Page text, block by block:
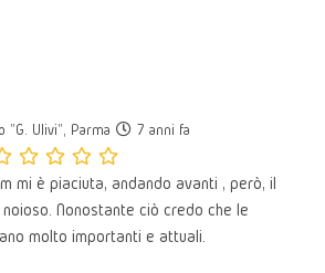
"G. Ulivi", Parma 7 anni fa
mi è piaciuta, andando avanti , però, il
Nonostante ciò credo che le
molto importanti e attuali.